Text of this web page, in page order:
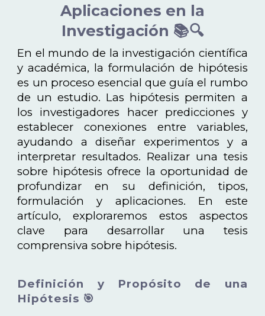
Aplicaciones en la
Investigación 📚🔍
En el mundo de la investigación científica
y académica, la formulación de hipótesis
es un proceso esencial que guía el rumbo
de un estudio. Las hipótesis permiten a
los investigadores hacer predicciones y
establecer conexiones entre variables,
ayudando a diseñar experimentos y a
interpretar resultados. Realizar una tesis
sobre hipótesis ofrece la oportunidad de
profundizar en su definición, tipos,
formulación y aplicaciones. En este
artículo, exploraremos estos aspectos
clave para desarrollar una tesis
comprensiva sobre hipótesis.
Definición y Propósito de una
Hipótesis 🎯